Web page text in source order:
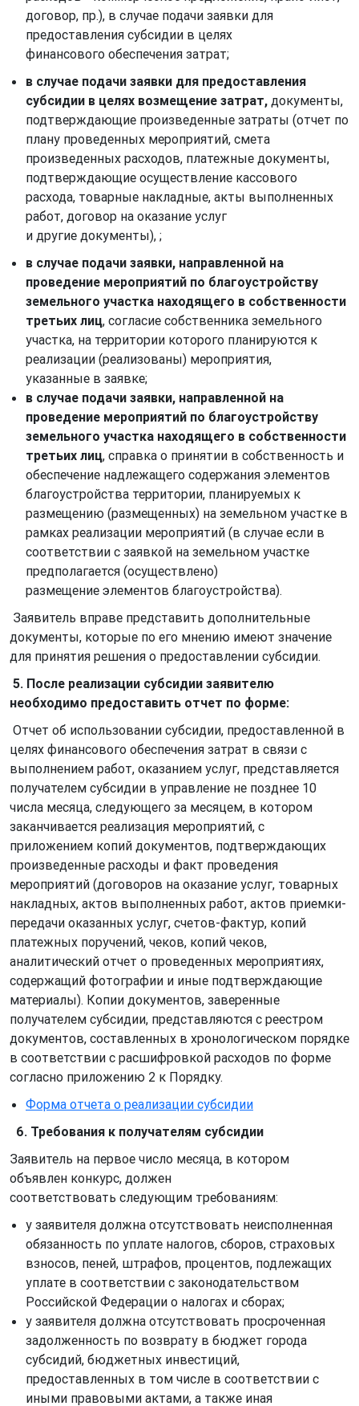
договор, пр.), в случае подачи заявки для
предоставления субсидии в целях
финансового обеспечения затрат;
в случае подачи заявки для предоставления
субсидии в целях возмещение затрат, документы,
подтверждающие произведенные затраты (отчет по
плану проведенных мероприятий, смета
произведенных расходов, платежные документы,
подтверждающие осуществление кассового
расхода, товарные накладные, акты выполненных
работ, договор на оказание услуг
и другие документы), ;
в случае подачи заявки, направленной на
проведение мероприятий по благоустройству
земельного участка находящего в собственности
третьих лиц, согласие собственника земельного
участка, на территории которого планируются к
реализации (реализованы) мероприятия,
указанные в заявке;
в случае подачи заявки, направленной на
проведение мероприятий по благоустройству
земельного участка находящего в собственности
третьих лиц, справка о принятии в собственность и
обеспечение надлежащего содержания элементов
благоустройства территории, планируемых к
размещению (размещенных) на земельном участке в
рамках реализации мероприятий (в случае если в
соответствии с заявкой на земельном участке
предполагается (осуществлено)
размещение элементов благоустройства).
Заявитель вправе представить дополнительные
документы, которые по его мнению имеют значение
для принятия решения о предоставлении субсидии.
5. После реализации субсидии заявителю
необходимо предоставить отчет по форме:
Отчет об использовании субсидии, предоставленной в
целях финансового обеспечения затрат в связи с
выполнением работ, оказанием услуг, представляется
получателем субсидии в управление не позднее 10
числа месяца, следующего за месяцем, в котором
заканчивается реализация мероприятий, с
приложением копий документов, подтверждающих
произведенные расходы и факт проведения
мероприятий (договоров на оказание услуг, товарных
накладных, актов выполненных работ, актов приемки-
передачи оказанных услуг, счетов-фактур, копий
платежных поручений, чеков, копий чеков,
аналитический отчет о проведенных мероприятиях,
содержащий фотографии и иные подтверждающие
материалы). Копии документов, заверенные
получателем субсидии, представляются с реестром
документов, составленных в хронологическом порядке
в соответствии с расшифровкой расходов по форме
согласно приложению 2 к Порядку.
Форма отчета о реализации субсидии
6. Требования к получателям субсидии
Заявитель на первое число месяца, в котором
объявлен конкурс, должен
соответствовать следующим требованиям:
у заявителя должна отсутствовать неисполненная
обязанность по уплате налогов, сборов, страховых
взносов, пеней, штрафов, процентов, подлежащих
уплате в соответствии с законодательством
Российской Федерации о налогах и сборах;
у заявителя должна отсутствовать просроченная
задолженность по возврату в бюджет города
субсидий, бюджетных инвестиций,
предоставленных в том числе в соответствии с
иными правовыми актами, а также иная